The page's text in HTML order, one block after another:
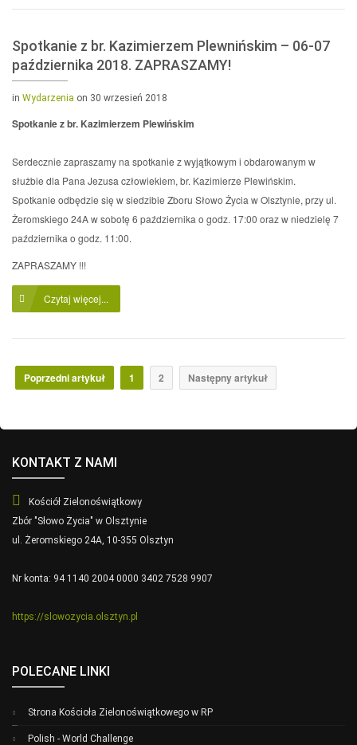
Spotkanie z br. Kazimierzem Plewnińskim – 06-07
października 2018. ZAPRASZAMY!
in Wydarzenia on 30 wrzesień 2018
Spotkanie z br. Kazimierzem Plewińskim
Serdecznie zapraszamy na spotkanie z wyjątkowym i obdarowanym w
służbie dla Pana Jezusa człowiekiem, br. Kazimierze Plewińskim.
Spotkanie odbędzie się w siedzibie Zboru Słowo Życia w Olsztynie, przy ul.
Żeromskiego 24A w sobotę 6 października o godz. 17:00 oraz w niedzielę 7
października o godz. 11:00.
ZAPRASZAMY !!!
Czytaj więcej...
Poprzedni artykuł 1 2 Następny artykuł
KONTAKT Z NAMI
Kościół Zielonoświątkowy
Zbór "Słowo Życia" w Olsztynie
ul. Żeromskiego 24A, 10-355 Olsztyn
Nr konta: 94 1140 2004 0000 3402 7528 9907
https://slowozycia.olsztyn.pl
POLECANE LINKI
Strona Kościoła Zielonoświątkowego w RP
Polish - World Challenge